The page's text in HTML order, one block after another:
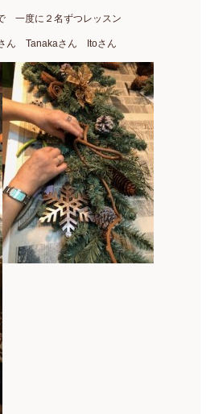
一度に２名ずつレッスン
ん Tanakaさん Itoさん